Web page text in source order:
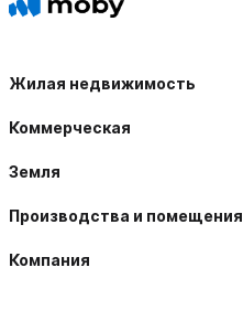
Жилая недвижимость
Коммерческая
Земля
Производства и помещения
Компания